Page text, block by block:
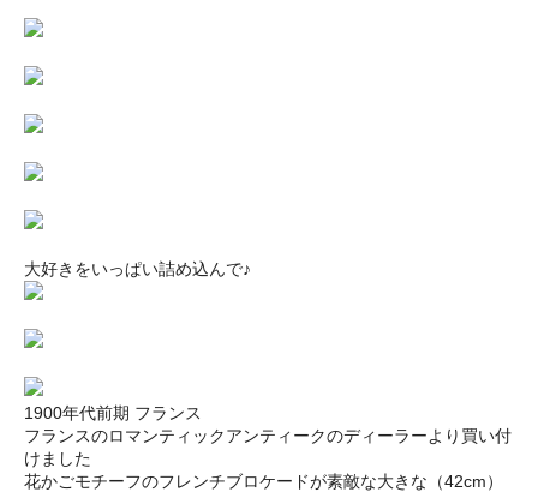
大好きをいっぱい詰め込んで♪
1900年代前期 フランス
フランスのロマンティックアンティークのディーラーより買い付
けました
花かごモチーフのフレンチブロケードが素敵な大きな（42cm）